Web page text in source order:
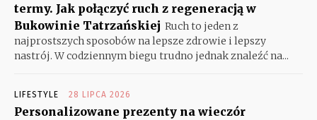
termy. Jak połączyć ruch z regeneracją w
Bukowinie Tatrzańskiej Ruch to jeden z
najprostszych sposobów na lepsze zdrowie i lepszy
nastrój. W codziennym biegu trudno jednak znaleźć na...
LIFESTYLE 28 LIPCA 2026
Personalizowane prezenty na wieczór